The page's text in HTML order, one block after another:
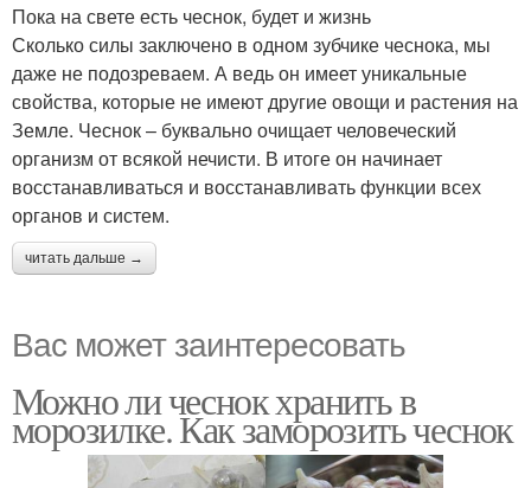
Пока на свете есть чеснок, будет и жизнь
Сколько силы заключено в одном зубчике чеснока, мы
даже не подозреваем. А ведь он имеет уникальные
свойства, которые не имеют другие овощи и растения на
Земле. Чеснок – буквально очищает человеческий
организм от всякой нечисти. В итоге он начинает
восстанавливаться и восстанавливать функции всех
органов и систем.
читать дальше →
Вас может заинтересовать
Можно ли чеснок хранить в
морозилке. Как заморозить чеснок